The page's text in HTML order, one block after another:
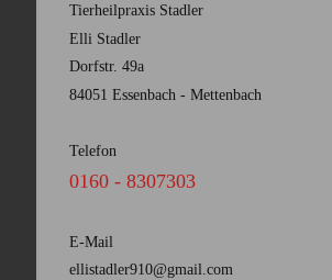
Tierheilpraxis Stadler
Elli Stadler
Dorfstr. 49a
84051 Essenbach - Mettenbach
Telefon
0160 - 8307303
E-Mail
ellistadler910@gmail.com